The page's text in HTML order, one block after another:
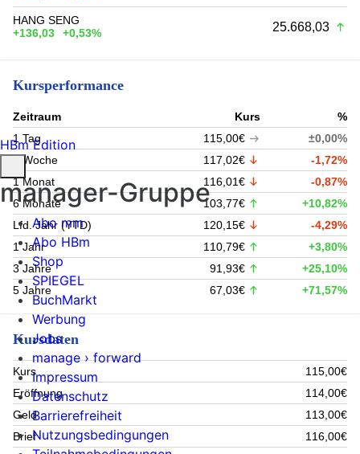
HANG SENG
+136,03
+0,53% 25.668,03
Kursperformance
Zeitraum Kurs
%
1 Tag
115,00€
±0,00%
1 Woche
117,02€
-1,72%
1 Monat
116,01€
-0,87%
6 Monate
103,77€
+10,82%
Lfd. Jahr (YTD)
120,15€
-4,29%
1 Jahr
110,79€
+3,80%
3 Jahre
91,93€
+25,10%
5 Jahre
67,03€ +71,57%
Kursdaten
Kurs
115,00€
Eröffnung
114,00€
Geld
113,00€
Brief
116,00€
HBm Edition
manager-Gruppe
Abo mm
Abo HBm
Shop
SPIEGEL
BuchMarkt
Werbung
Jobs
manage › forward
Impressum
Datenschutz
Barrierefreiheit
Nutzungsbedingungen